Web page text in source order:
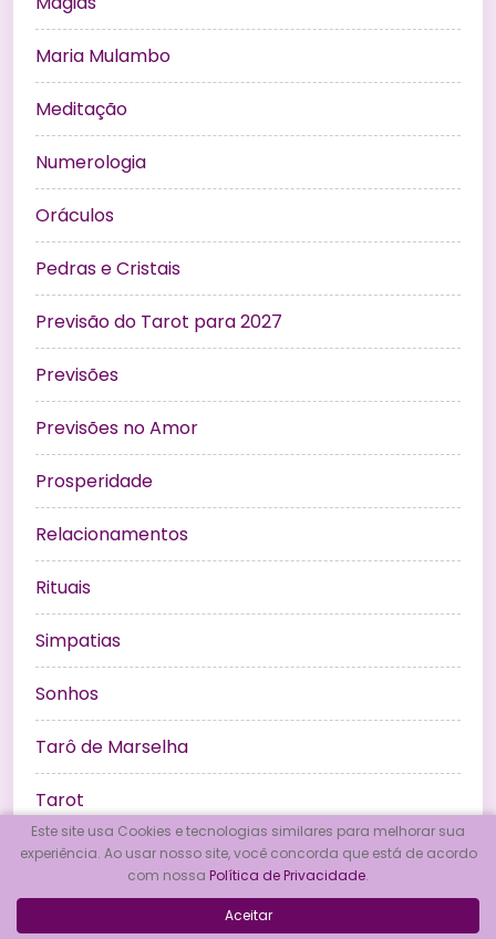
Maria Mulambo
Meditação
Numerologia
Oráculos
Pedras e Cristais
Previsão do Tarot para 2027
Previsões
Previsões no Amor
Prosperidade
Relacionamentos
Rituais
Simpatias
Sonhos
Tarô de Marselha
Tarot
Umbanda
Wicca
Este site usa Cookies e tecnologias similares para melhorar sua
experiência. Ao usar nosso site, você concorda que está de acordo
com nossa Política de Privacidade.
Aceitar